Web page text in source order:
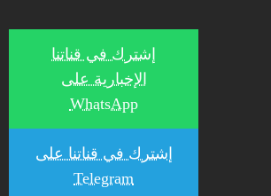
إشترك في قناتنا
الإخبارية على
WhatsApp
إشترك في قناتنا على
Telegram